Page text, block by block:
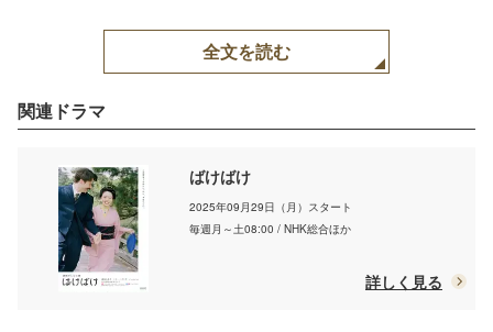
全文を読む
関連ドラマ
ばけばけ
2025年09月29日（月）スタート
毎週月～土08:00 / NHK総合ほか
詳しく見る